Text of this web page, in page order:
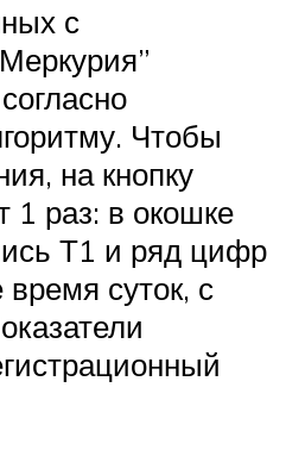
с
Чтобы
на кнопку
1 раз: в окошке
Т1 и ряд цифр
время суток, с